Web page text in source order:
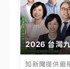
2026 台灣
知新聞提供最